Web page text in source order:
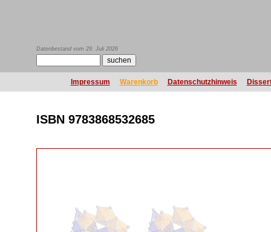
Datenbestand vom 29. Juli 2026
Impressum Warenkorb Datenschutzhinweis
ISBN 9783868532685